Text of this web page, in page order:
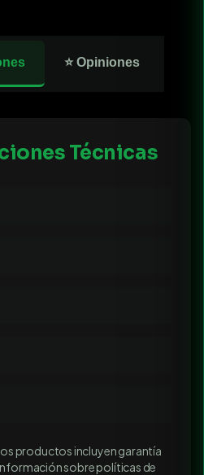
⭐ Opiniones
Técnicas
productos incluyen garantía
sobre políticas de